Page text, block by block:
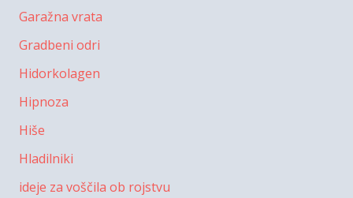
Garažna vrata
Gradbeni odri
Hidorkolagen
Hipnoza
Hiše
Hladilniki
ideje za voščila ob rojstvu